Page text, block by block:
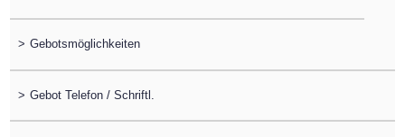
> Gebotsmöglichkeiten
> Gebot Telefon / Schriftl.